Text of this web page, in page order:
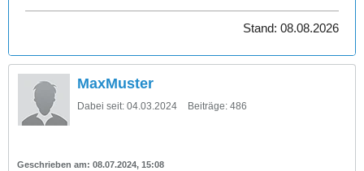
Stand: 08.08.2026
MaxMuster
Dabei seit: 04.03.2024 Beiträge: 486
08.07.2024, 15:08